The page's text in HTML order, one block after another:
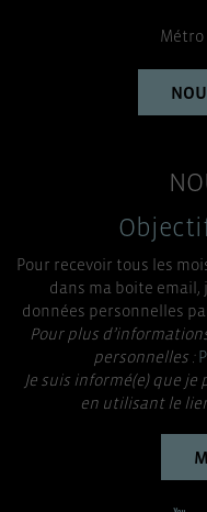
Métro
Pour recevoir tous les
dans ma boite
données personnelles
Pour plus
personnelles :
Je suis informé(e) que
en utilisant le